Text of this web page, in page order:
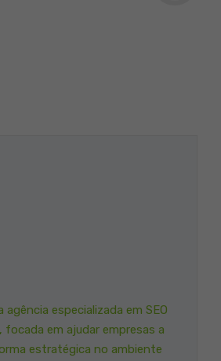
agência especializada em SEO
em ajudar empresas a
estratégica no ambiente